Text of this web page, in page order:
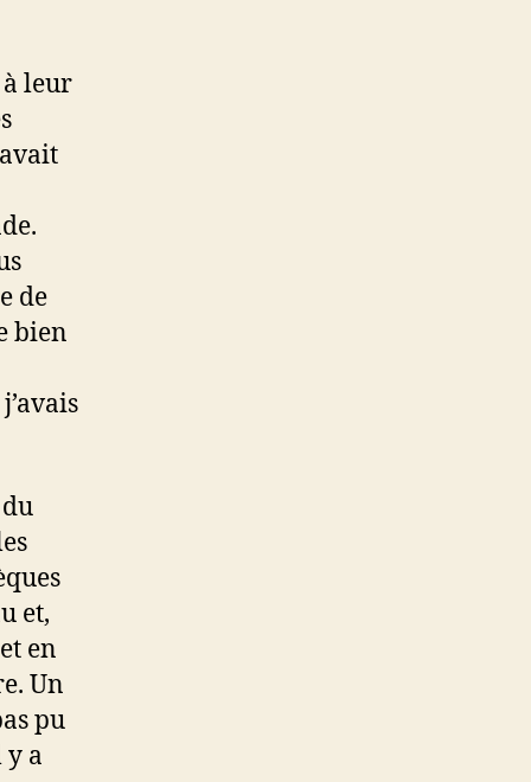
leur
de
bien
et,
en
Un
pu
y a